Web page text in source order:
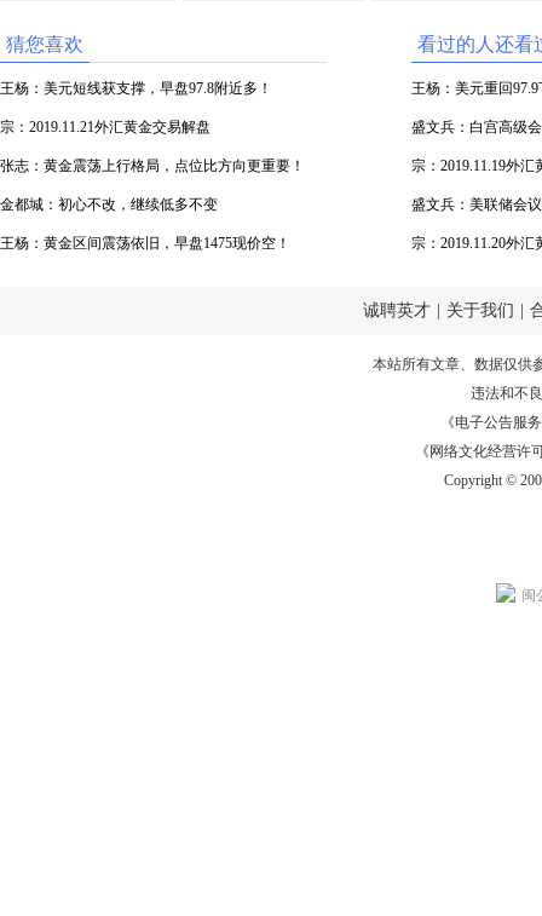
猜您喜欢
王杨：美元短线获支撑，早盘97.8附近多！
宗：2019.11.21外汇黄金交易解盘
张志：黄金震荡上行格局，点位比方向更重要！
金都城：初心不改，继续低多不变
王杨：黄金区间震荡依旧，早盘1475现价空！
看过的人还看
王杨：美元重回
盛文兵：白宫高级
空
宗：2019.11.19外汇
盛文兵：美联储会
空
宗：2019.11.20外汇
诚聘英才 关于我们
本站所有文章、数据仅供
违法和不
《电子公告服务
《网络文化经营许
Copyright ©
闽